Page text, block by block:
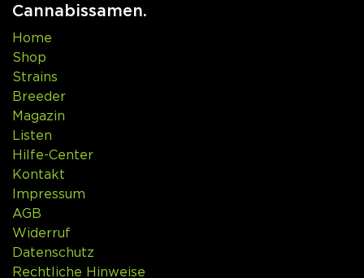
Cannabissamen.
Home
Shop
Strains
Breeder
Magazin
Listen
Hilfe-Center
Kontakt
Impressum
AGB
Widerruf
Datenschutz
Rechtliche Hinweise